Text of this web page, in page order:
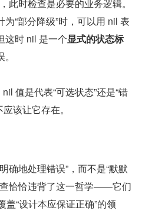
此时检查是必要的业务逻辑。
为“部分降级”时，可以用 nil 表
这时 nil 是一个显式的状态标
nil 值是代表“可选状态”还是“错
该让它存在。
确地处理错误”，而不是“默默
恰恰违背了这一哲学——它们
盖“设计本应保证正确”的领